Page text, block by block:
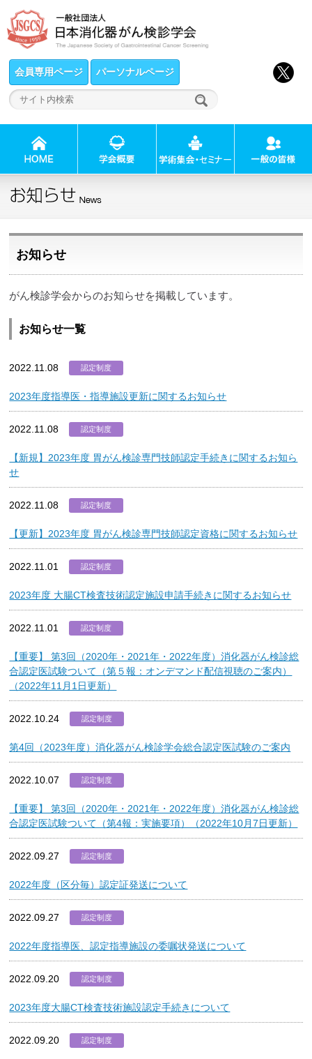
会員専用ページ パーソナルページ
お知らせ
がん検診学会からのお知らせを掲載しています。
お知らせ一覧
2022.11.08 認定制度
2023年度指導医・指導施設更新に関するお知らせ
2022.11.08 認定制度
【新規】2023年度 胃がん検診専門技師認定手続きに関するお知ら
せ
2022.11.08 認定制度
【更新】2023年度 胃がん検診専門技師認定資格に関するお知らせ
2022.11.01 認定制度
2023年度 大腸CT検査技術認定施設申請手続きに関するお知らせ
2022.11.01 認定制度
【重要】 第3回（2020年・2021年・2022年度）消化器がん検診総
合認定医試験ついて（第５報：オンデマンド配信視聴のご案内）
（2022年11月1日更新）
2022.10.24 認定制度
第4回（2023年度）消化器がん検診学会総合認定医試験のご案内
2022.10.07 認定制度
【重要】 第3回（2020年・2021年・2022年度）消化器がん検診総
合認定医試験ついて（第4報：実施要項）（2022年10月7日更新）
2022.09.27 認定制度
2022年度（区分毎）認定証発送について
2022.09.27 認定制度
2022年度指導医、認定指導施設の委嘱状発送について
2022.09.20 認定制度
2023年度大腸CT検査技術施設認定手続きについて
2022.09.20 認定制度